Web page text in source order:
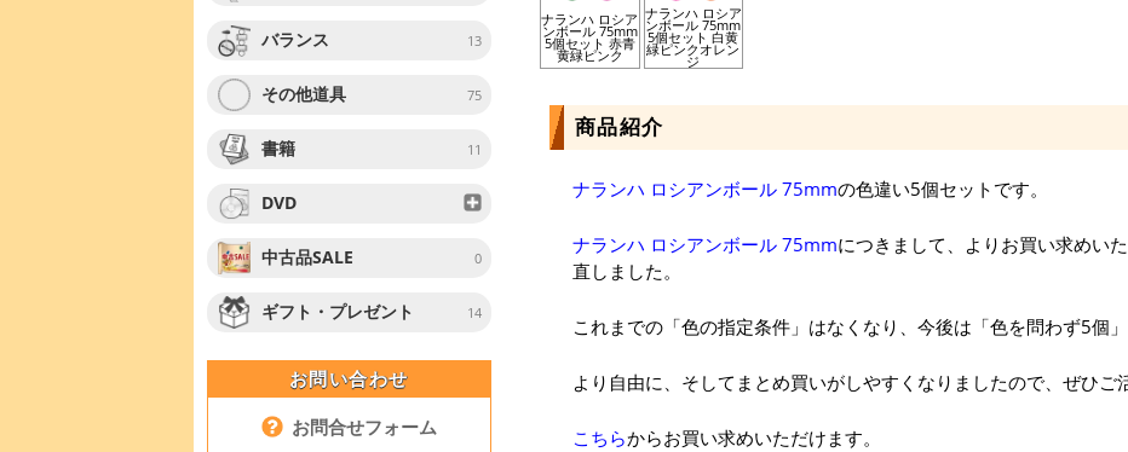
バランス 13
その他道具 75
書籍 11
DVD
中古品SALE 0
ギフト・プレゼント 14
お問い合わせ
お問合せフォーム
ナランハ ロシア
ンボール 75mm
5個セット 赤青
黄緑ピンク
ナランハ ロシア
ンボール 75mm
5個セット 白黄
緑ピンクオレン
ジ
商品紹介
ナランハ ロシアンボール 75mmの色違い5個セットです。
ナランハ ロシアンボール 75mmにつきまして、よりお買い求めい
直しました。
これまでの「色の指定条件」はなくなり、今後は「色を問わず5個
より自由に、そしてまとめ買いがしやすくなりましたので、ぜひご
こちらからお買い求めいただけます。